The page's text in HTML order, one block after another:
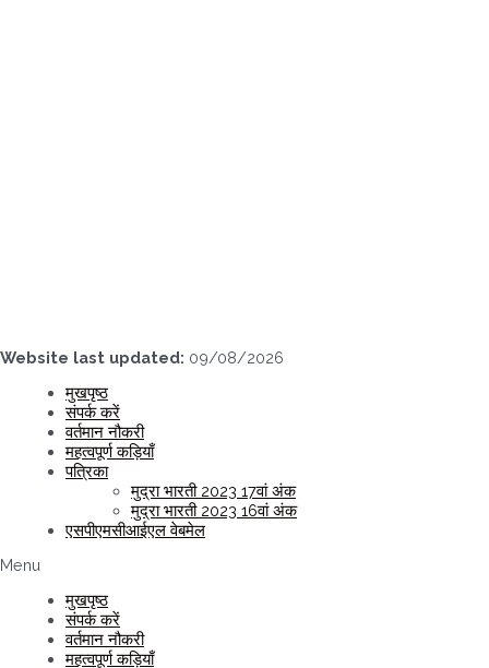
Website last updated: 09/08/2026
मुखपृष्ठ
संपर्क करें
वर्तमान नौकरी
महत्वपूर्ण कड़ियाँ
पत्रिका
मुद्रा भारती 2023 17वां अंक
मुद्रा भारती 2023 16वां अंक
एसपीएमसीआईएल वेबमेल
Menu
मुखपृष्ठ
संपर्क करें
वर्तमान नौकरी
महत्वपूर्ण कड़ियाँ